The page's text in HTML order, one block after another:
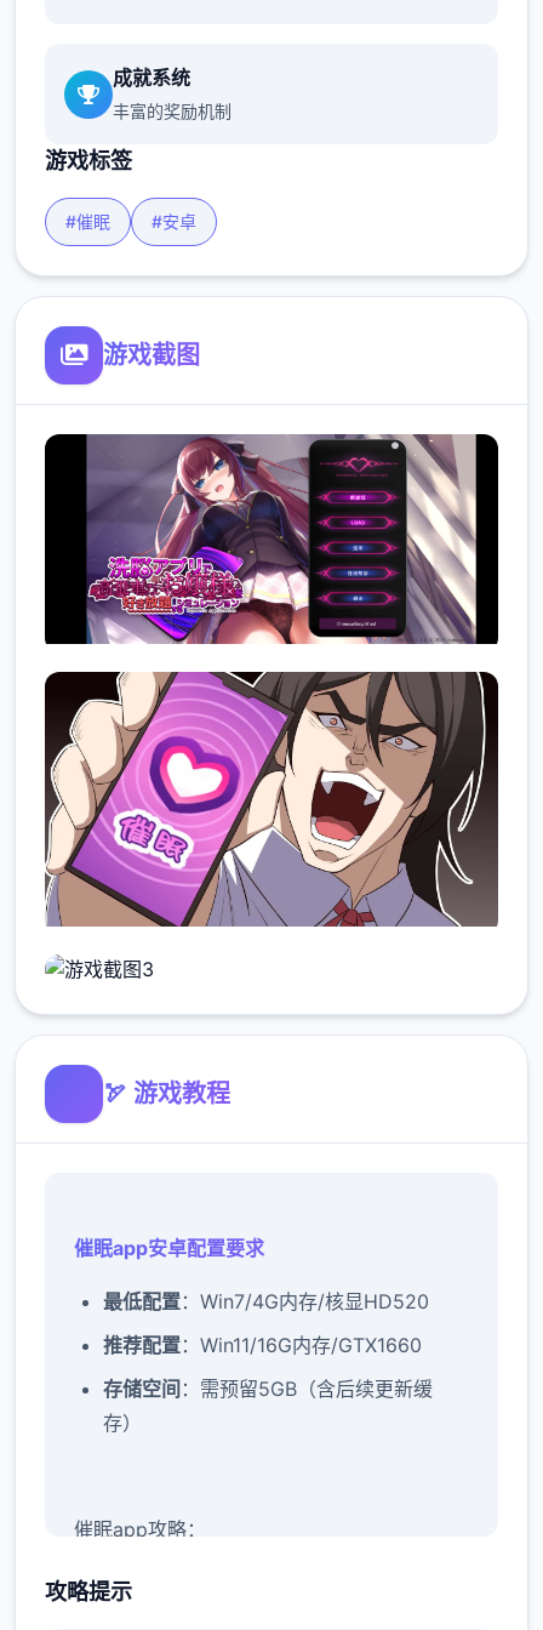
成就系统
丰富的奖励机制
游戏标签
#催眠 #安卓
游戏截图
🏹 游戏教程
催眠app安卓配置要求
​最低配置​​：Win7/4G内存/核显HD520
​推荐配置​​：Win11/16G内存/GTX1660
​存储空间​ ​：需预留5GB（含后续更新缓
存）
催眠app攻略：
新增chuang戏功能
攻略提示